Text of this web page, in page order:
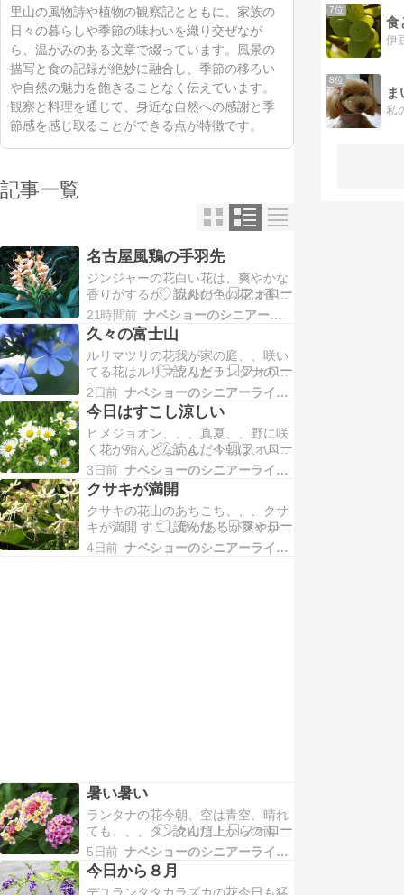
里山の風物詩や植物の観察記とともに、家族の
日々の暮らしや季節の味わいを織り交ぜなが
ら、温かみのある文章で綴っています。風景の
描写と食の記録が絶妙に融合し、季節の移ろい
や自然の魅力を飽きることなく伝えています。
観察と料理を通じて、身近な自然への感謝と季
節感を感じ取ることができる点が特徴です。
記事一覧
名古屋風鶏の手羽先
ジンジャーの花白い花は、爽やかな
香りがするが、以外の色の花は香り
が無い。不思議です。今朝も、暑い
けど、風があって、爽やか、、、、
タンク山からの富士山、、、雲もな
く、きれいに見えました。美しい青
空です。どんどん気温が上がって、
午後には３４℃、、、、外には出ら
れない。夕食は、名古屋風…
21時間前 ナベショーのシニアーライフP８０
久々の富士山
ルリマツリの花我が家の庭、、咲い
てる花はルリマツリとランタナのみ
今朝は青空、、、風があって涼し
い。タンク山、、、頂上から下って
くる人たち「富士山が良く見える
よ」と、、、期待いっぱいで頂上
へ、、何日ぶりだろう、、、富士山
がくっきりこんなに美しいシルエッ
トは久しぶり南アルプス深南部の…
2日前 ナベショーのシニアーライフP８０
今日はすこし涼しい
ヒメジョオン、、、真夏、、野に咲
く花が殆んどないよ。今朝は、いつ
もより少し涼しい、、、、そう、風
がある。タンク山も風があって爽や
か！こんな日ばかりだと良いのだ
が、、、8月に入ったので、ぼつぼ
つ涼しい日も増えてくると思う。駿
河湾の海と伊豆半島、、こんなに良
3日前 ナベショーのシニアーライフP８０
クサキが満開
クサキの花山のあちこち、、、クサ
キが満開 すこし癖があるが爽やかな
芳香臭が漂う。タンク山、、上り下
4日前 ナベショーのシニアーライフP８０
暑い暑い
ランタナの花今朝、空は青空、晴れ
ても、、、タンク山頂上からの南ア
ルプス深南部 山際は曇ってて、山並
みは見えないが、、、アップで撮る
と、標高２０００ｍの山伏が薄っす
5日前 ナベショーのシニアーライフP８０
今日から８月
7位
8位